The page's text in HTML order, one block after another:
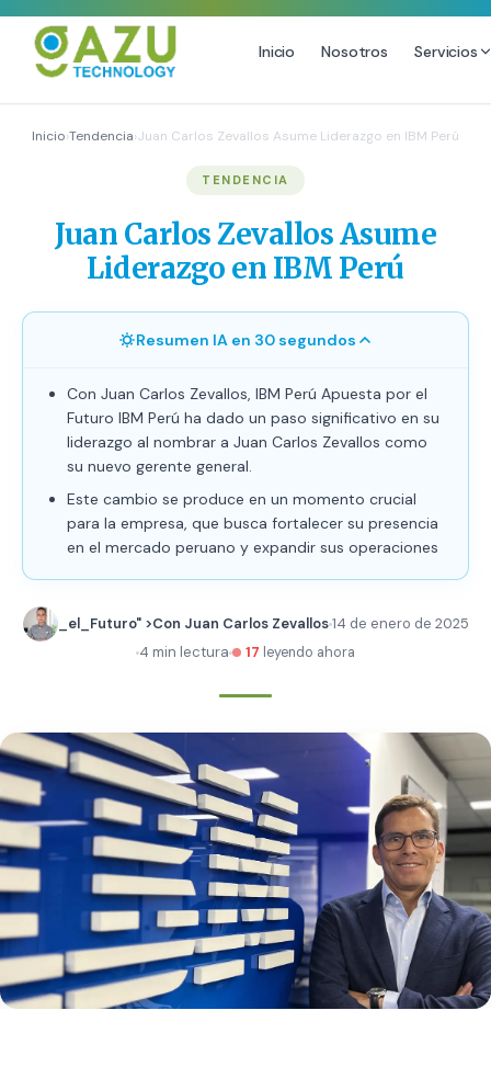
Inicio Nosotros Servicios
Estrategia de Redes Sociales
Publicidad Digital
Growth Youtube ↗
Inicio›Tendencia›Juan Carlos Zevallos Asume Liderazgo en IBM Perú
TENDENCIA
Juan Carlos Zevallos Asume
Liderazgo en IBM Perú
Resumen IA en 30 segundos
Con Juan Carlos Zevallos, IBM Perú Apuesta por el
Futuro IBM Perú ha dado un paso significativo en su
liderazgo al nombrar a Juan Carlos Zevallos como
su nuevo gerente general.
Este cambio se produce en un momento crucial
para la empresa, que busca fortalecer su presencia
en el mercado peruano y expandir sus operaciones
_el_Futuro" >Con Juan Carlos Zevallos14 de enero de 2025
4 min lectura
17 leyendo ahora